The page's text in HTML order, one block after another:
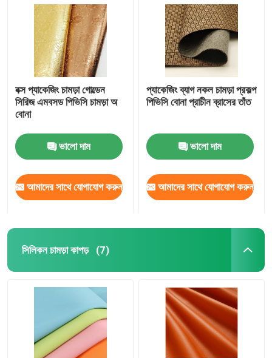
বক্স প্যাকেজিং চামড়া গোল্ডেন
সিরিজ এমবসড পিভিসি চামড়া অ
বোনা
ভালো দাম
আমাদের সাথে যোগাযোগ করুন
প্যাকেজিং ব্যাগ নকল চামড়া প্রকল্প
পিভিসি বোনা প্রাচীন ব্রাসের তাঁত
ভালো দাম
আমাদের সাথে যোগাযোগ করুন
সিলিকন চামড়া কাপড় (7)